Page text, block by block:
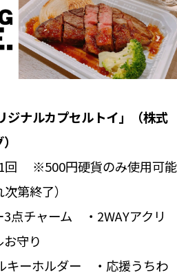
ナルカプセルトイ」（株式
1回 ※500円硬貨のみ使用可能
第終了）
3点チャーム ・2WAYアクリ
守り
キーホルダー ・応援うちわ